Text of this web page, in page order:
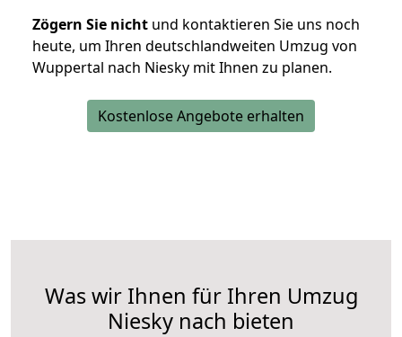
Zögern Sie nicht und kontaktieren Sie uns noch
heute, um Ihren deutschlandweiten Umzug von
Wuppertal nach Niesky mit Ihnen zu planen.
Kostenlose Angebote erhalten
Was wir Ihnen für Ihren Umzug
Niesky nach bieten